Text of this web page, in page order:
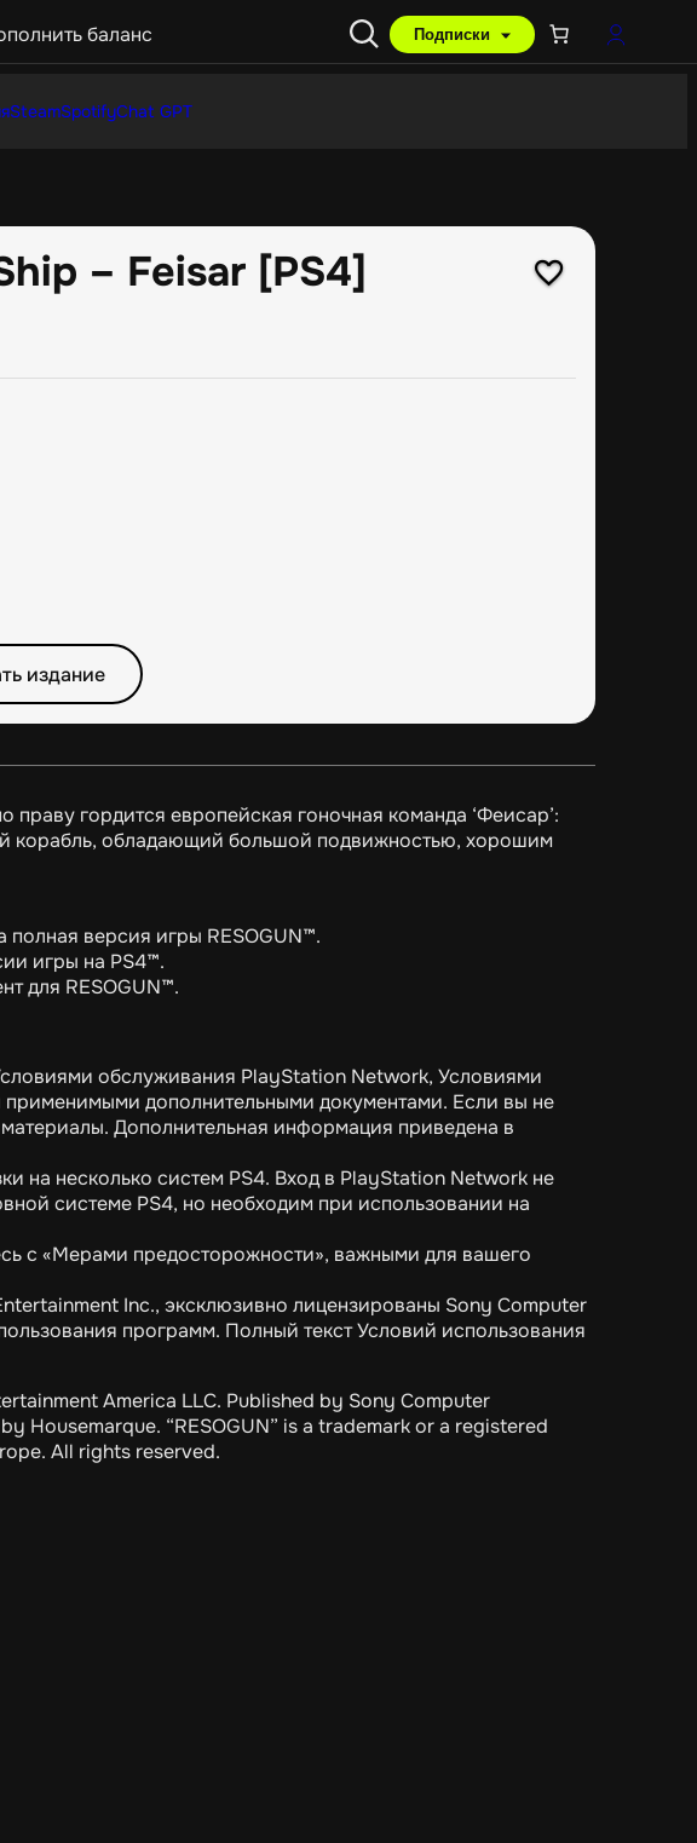
баланс Подписки
SteamSpotifyChat GPT
– Feisar [PS4]
издание
гордится европейская гоночная команда ‘Феисар’:
корабль, обладающий большой подвижностью, хорошим
версия игры RESOGUN™.
игры на PS4™.
для RESOGUN™.
обслуживания PlayStation Network, Условиями
дополнительными документами. Если вы не
Дополнительная информация приведена в
на несколько систем PS4. Вход в PlayStation Network не
системе PS4, но необходим при использовании на
с «Мерами предосторожности», важными для вашего
Inc., эксклюзивно лицензированы Sony Computer
программ. Полный текст Условий использования
America LLC. Published by Sony Computer
Housemarque. “RESOGUN” is a trademark or a registered
All rights reserved.